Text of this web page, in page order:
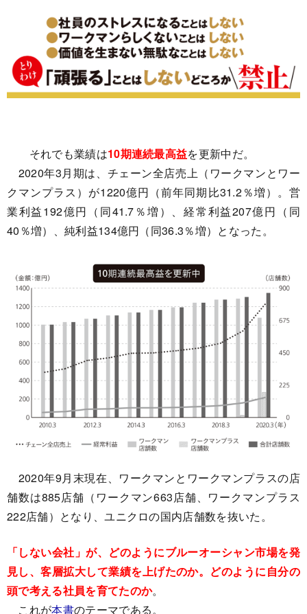
それでも業績は10期連続最高益を更新中だ。
2020年3月期は、チェーン全店売上（ワークマンとワー
クマンプラス）が1220億円（前年同期比31.2％増）。営
業利益192億円（同41.7％増）、経常利益207億円（同
40％増）、純利益134億円（同36.3％増）となった。
2020年9月末現在、ワークマンとワークマンプラスの店
舗数は885店舗（ワークマン663店舗、ワークマンプラス
222店舗）となり、ユニクロの国内店舗数を抜いた。
「しない会社」が、どのようにブルーオーシャン市場を発
見し、客層拡大して業績を上げたのか。どのように自分の
頭で考える社員を育てたのか。
これが本書のテーマである。